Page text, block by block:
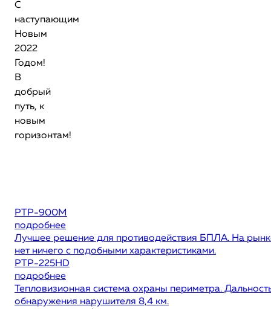
С
наступающим
Новым
2022
Годом!
В
добрый
путь, к
новым
горизонтам!
РТР-900М
подробнее
Лучшее решение для противодействия БПЛА. На
нет ничего с подобными характеристиками.
РТР-225HD
подробнее
Тепловизионная система охраны периметра.
обнаружения нарушителя 8,4 км.